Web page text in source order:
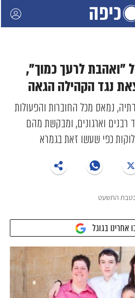
"ואהבת לרעך כמוך",
נגד הקהילה הגאה
נמאס מכל החוברות והפעולות
וארגונים, ומבקשת מהם
כפי שעשו זאת בגמרא
אחרינו בגוגל